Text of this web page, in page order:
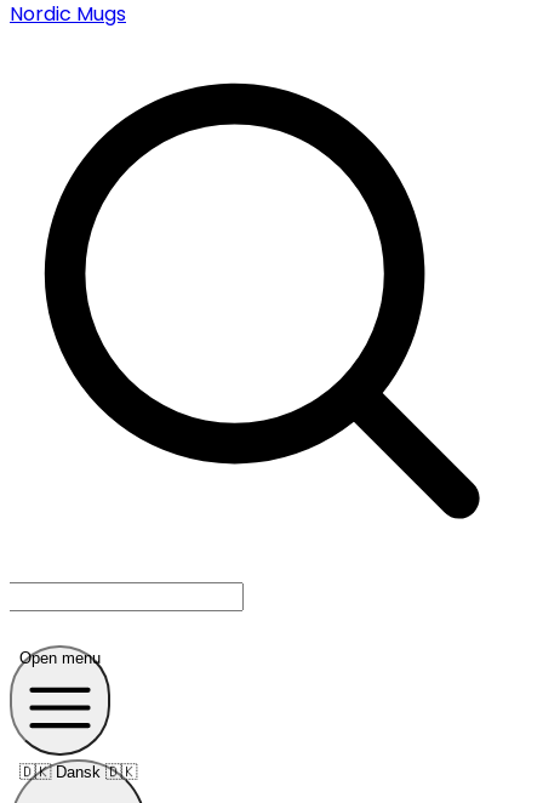
Nordic Mugs
Open menu
🇩🇰 Dansk 🇩🇰